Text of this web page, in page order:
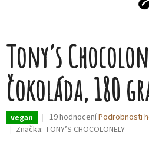
Tony’s
čokoláda, 180
vegan
Průměrné
hodnocení
19 hodnoceníPodrobnosti
Značka: TONY’S CHOCOLONELY